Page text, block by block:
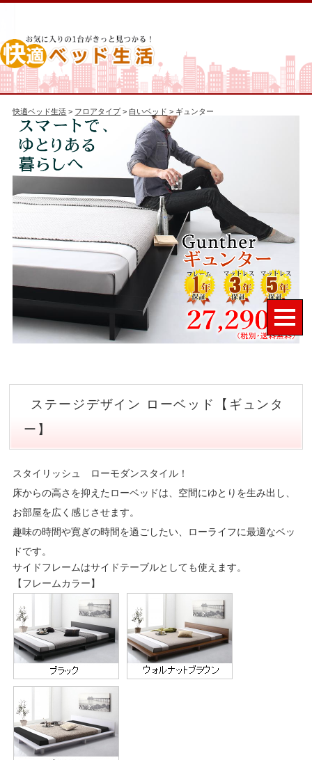
快適ベッド生活 > フロアタイプ >白いベッド > ギュンター
ステージデザイン ローベッド【ギュンタ
ー】
スタイリッシュ ローモダンスタイル！
床からの高さを抑えたローベッドは、空間にゆとりを生み出し、
お部屋を広く感じさせます。
趣味の時間や寛ぎの時間を過ごしたい、ローライフに最適なベッ
ドです。
サイドフレームはサイドテーブルとしても使えます。
【フレームカラー】